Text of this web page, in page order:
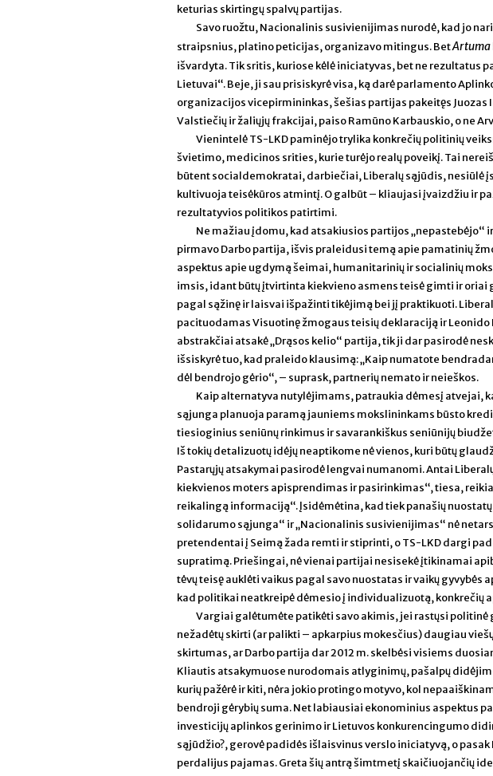
keturias skirtingų spalvų partijas.
Savo ruožtu, Nacionalinis susivienijimas nurodė, kad jo
straipsnius, platino peticijas, organizavo mitingus. BetArtuma
išvardyta. Tik sritis, kuriose kėlė iniciatyvas, bet ne rezultatus
Lietuvai“. Beje, ji sau prisiskyrė visa, ką darė parlamento
organizacijos vicepirmininkas, šešias partijas pakeitęs Juozas
Valstiečių ir žaliųjų frakcijai, paiso Ramūno Karbauskio, o ne
Vienintelė TS-LKD paminėjo trylika konkrečių politinių
švietimo, medicinos srities, kurie turėjo realų poveikį. Tai
būtent socialdemokratai, darbiečiai, Liberalų sąjūdis, nesiūlė
kultivuoja teisėkūros atmintį. O galbūt – kliaujasi įvaizdžiu ir
rezultatyvios politikos patirtimi.
Ne mažiau įdomu, kad atsakiusios partijos „nepastebėjo“
pirmavo Darbo partija, išvis praleidusi temą apie pamatinių
aspektus apie ugdymą šeimai, humanitarinių ir socialinių
imsis, idant būtų įtvirtinta kiekvieno asmens teisė gimti ir
pagal sąžinę ir laisvai išpažinti tikėjimą bei jį praktikuoti.
pacituodamas Visuotinę žmogaus teisių deklaraciją ir Leonido
abstrakčiai atsakė „Drąsos kelio“ partija, tik ji dar pasirodė
išsiskyrė tuo, kad praleido klausimą: „Kaip numatote
dėl bendrojo gėrio“, – suprask, partnerių nemato ir neieškos.
Kaip alternatyva nutylėjimams, patraukia dėmesį atvejai,
sąjunga planuoja paramą jauniems mokslininkams būsto
tiesioginius seniūnų rinkimus ir savarankiškus seniūnijų
Iš tokių detalizuotų idėjų neaptikome nė vienos, kuri būtų
Pastarųjų atsakymai pasirodė lengvai numanomi. Antai
kiekvienos moters apisprendimas ir pasirinkimas“, tiesa,
reikalingą informaciją“. Įsidėmėtina, kad tiek panašių
solidarumo sąjunga“ ir „Nacionalinis susivienijimas“ nė
pretendentai į Seimą žada remti ir stiprinti, o TS-LKD dargi
supratimą. Priešingai, nė vienai partijai nesisekė įtikinamai
tėvų teisę auklėti vaikus pagal savo nuostatas ir vaikų
kad politikai neatkreipė dėmesio į individualizuotą, konkrečių
Vargiai galėtumėte patikėti savo akimis, jei rastųsi politinė
nežadėtų skirti (ar palikti – apkarpius mokesčius) daugiau
skirtumas, ar Darbo partija dar 2012 m. skelbėsi visiems
Kliautis atsakymuose nurodomais atlyginimų, pašalpų
kurių pažėrė ir kiti, nėra jokio protingo motyvo, kol
bendroji gėrybių suma. Net labiausiai ekonominius aspektus
investicijų aplinkos gerinimo ir Lietuvos konkurencingumo
sąjūdžio?, gerovė padidės išlaisvinus verslo iniciatyvą, o
perdalijus pajamas. Greta šių antrą šimtmetį skaičiuojančių